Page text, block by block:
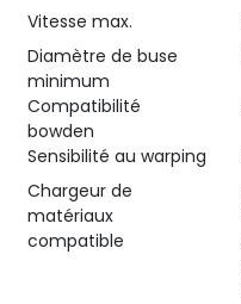
Vitesse max.
Diamètre de buse
minimum
Compatibilité
bowden
Sensibilité au warping
Chargeur de
matériaux
compatible